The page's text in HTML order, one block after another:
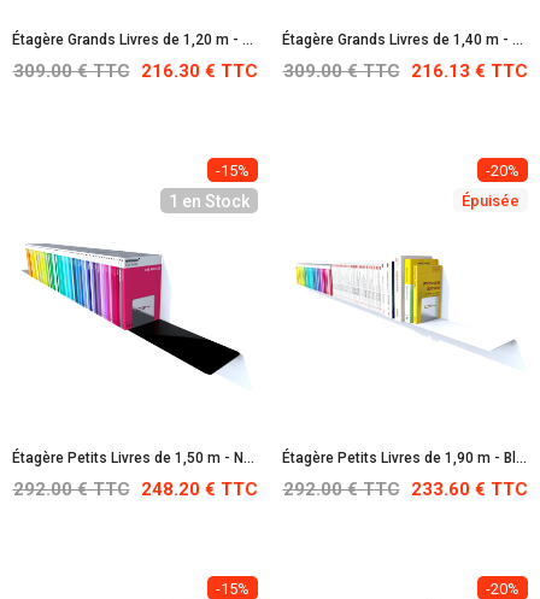
Étagère Grands Livres de 1,20 m - Noire : RAL 9005
309.00 € TTC 216.30 € TTC
Étagère Grands Livres de 1,40 m - Noire : RAL 9005
309.00 € TTC 216.13 € TTC
-15%
1 en Stock
Étagère Petits Livres de 1,50 m - Noire : RAL 9005
292.00 € TTC 248.20 € TTC
-20%
Épuisée
Étagère Petits Livres de 1,90 m - Blanche : RAL 9010
292.00 € TTC 233.60 € TTC
-15% -20%